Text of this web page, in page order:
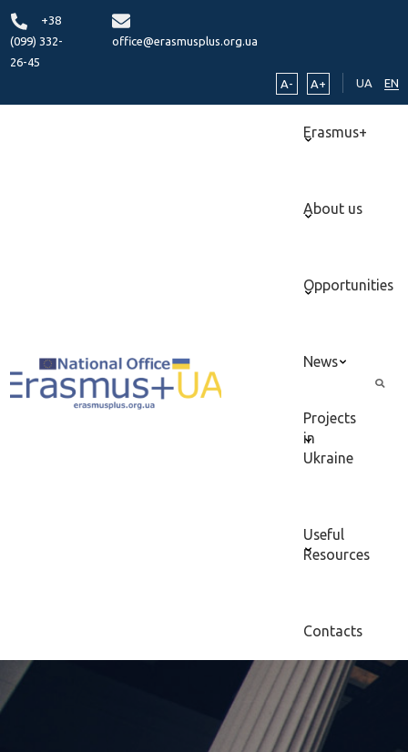
+38
(099) 332-
26-45
office@erasmusplus.org.ua
A- A+ UA EN
Erasmus+
About us
Opportunities
News
Projects
in
Ukraine
Useful
Resources
Contacts